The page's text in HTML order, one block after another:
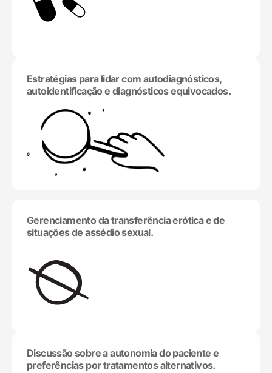
Estratégias para lidar com autodiagnósticos,
autoidentificação e diagnósticos equivocados.
Gerenciamento da transferência erótica e de
situações de assédio sexual.
Discussão sobre a autonomia do paciente e
preferências por tratamentos alternativos.